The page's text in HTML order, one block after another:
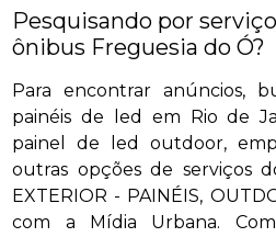
Pesquisando por
ônibus Freguesia do Ó?
Para encontrar anúncios,
painéis de led em Rio de
painel de led outdoor,
outras opções de serviços
EXTERIOR - PAINÉIS,
com a Mídia Urbana.